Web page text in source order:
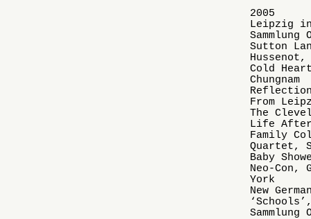
2005
Leipzig in
Sammlung
Sutton
Cold
Chungnam
From
The
Life After
Family
Quartet,
Baby
Neo-Con,
York
New
Sammlung